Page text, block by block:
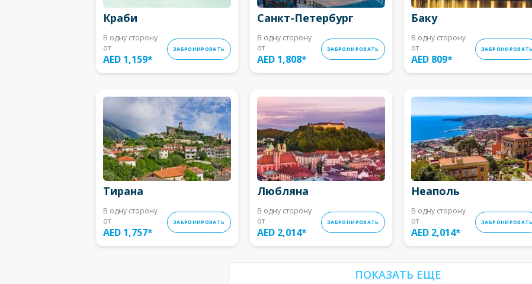
Краби
В одну сторону
от
AED 1,159*
ЗАБРОНИРОВАТЬ
Санкт-Петербург
В одну сторону
от
AED 1,808*
ЗАБРОНИРОВАТЬ
Баку
В одну сторону
от
AED 809*
ЗАБРОНИРОВАТЬ
Тирана
В одну сторону
от
AED 1,757*
ЗАБРОНИРОВАТЬ
Любляна
В одну сторону
от
AED 2,014*
ЗАБРОНИРОВАТЬ
Неаполь
В одну сторону
от
AED 2,014*
ЗАБРОНИРОВАТЬ
ПОКАЗАТЬ ЕЩЕ